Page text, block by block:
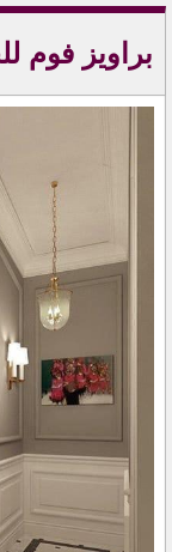
براويز فوم